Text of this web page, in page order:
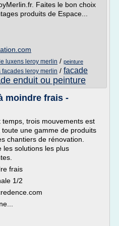
Faites le bon choix
produits de Espace...
luxens leroy merlin / peinture
facades leroy merlin / facade
enduit ou peinture
moindre frais -
trois mouvements est
une gamme de produits
chantiers de rénovation.
les solutions les plus
frais
1/2